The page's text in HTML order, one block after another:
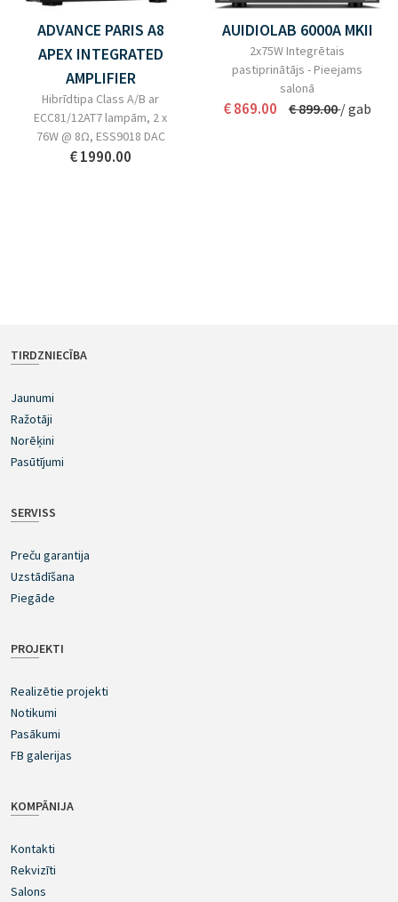
ADVANCE PARIS A8
APEX INTEGRATED
AMPLIFIER
Hibrīdtipa Class A/B ar
ECC81/12AT7 lampām, 2 x
76W @ 8Ω, ESS9018 DAC
€ 1990.00
AUIDIOLAB 6000A MKII
2x75W Integrētais
pastiprinātājs - Pieejams
salonā
€ 869.00 € 899.00/ gab
TIRDZNIECĪBA
Jaunumi
Ražotāji
Norēķini
Pasūtījumi
SERVISS
Preču garantija
Uzstādīšana
Piegāde
PROJEKTI
Realizētie projekti
Notikumi
Pasākumi
FB galerijas
KOMPĀNIJA
Kontakti
Rekvizīti
Salons